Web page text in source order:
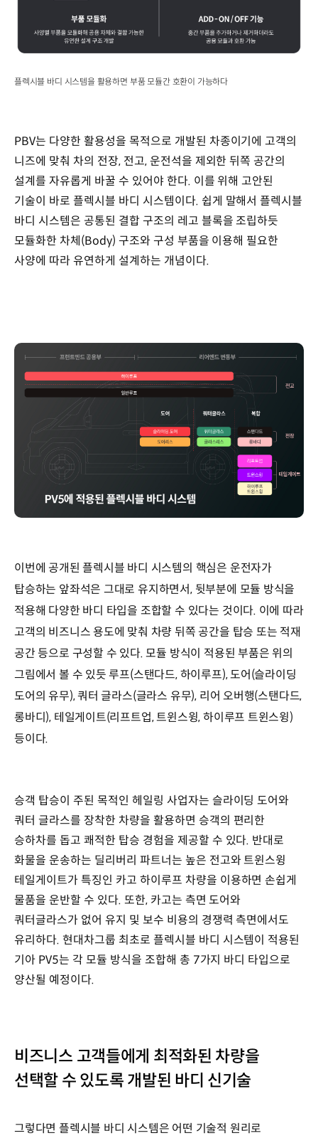
플렉시블 바디 시스템을 활용하면 부품 모듈간 호환이 가능하다
PBV는 다양한 활용성을 목적으로 개발된 차종이기에 고객의
니즈에 맞춰 차의 전장, 전고, 운전석을 제외한 뒤쪽 공간의
설계를 자유롭게 바꿀 수 있어야 한다. 이를 위해 고안된
기술이 바로 플렉시블 바디 시스템이다. 쉽게 말해서 플렉시블
바디 시스템은 공통된 결합 구조의 레고 블록을 조립하듯
모듈화한 차체(Body) 구조와 구성 부품을 이용해 필요한
사양에 따라 유연하게 설계하는 개념이다.
이번에 공개된 플렉시블 바디 시스템의 핵심은 운전자가
탑승하는 앞좌석은 그대로 유지하면서, 뒷부분에 모듈 방식을
적용해 다양한 바디 타입을 조합할 수 있다는 것이다. 이에 따라
고객의 비즈니스 용도에 맞춰 차량 뒤쪽 공간을 탑승 또는 적재
공간 등으로 구성할 수 있다. 모듈 방식이 적용된 부품은 위의
그림에서 볼 수 있듯 루프(스탠다드, 하이루프), 도어(슬라이딩
도어의 유무), 쿼터 글라스(글라스 유무), 리어 오버행(스탠다드,
롱바디), 테일게이트(리프트업, 트윈스윙, 하이루프 트윈스윙)
등이다.
승객 탑승이 주된 목적인 헤일링 사업자는 슬라이딩 도어와
쿼터 글라스를 장착한 차량을 활용하면 승객의 편리한
승하차를 돕고 쾌적한 탑승 경험을 제공할 수 있다. 반대로
화물을 운송하는 딜리버리 파트너는 높은 전고와 트윈스윙
테일게이트가 특징인 카고 하이루프 차량을 이용하면 손쉽게
물품을 운반할 수 있다. 또한, 카고는 측면 도어와
쿼터글라스가 없어 유지 및 보수 비용의 경쟁력 측면에서도
유리하다. 현대차그룹 최초로 플렉시블 바디 시스템이 적용된
기아 PV5는 각 모듈 방식을 조합해 총 7가지 바디 타입으로
양산될 예정이다.
비즈니스 고객들에게 최적화된 차량을
선택할 수 있도록 개발된 바디 신기술
그렇다면 플렉시블 바디 시스템은 어떤 기술적 원리로